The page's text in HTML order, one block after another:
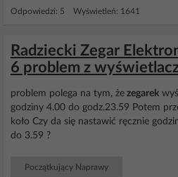
Odpowiedzi: 5 Wyświetleń: 1641
Radziecki Zegar
6 problem z
problem polega na tym, że zegarek
godziny 4.00 do godz.23.59 Potem
koło Czy da się nastawić ręcznie
do 3.59 ?
Początkujący Naprawy